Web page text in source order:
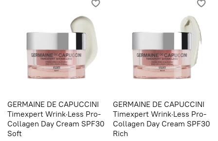
GERMAINE DE CAPUCCINI
Timexpert Wrink·Less Pro-
Collagen Day Cream SPF30
Soft
GERMAINE DE CAPUCCINI
Timexpert Wrink·Less Pro-
Collagen Day Cream SPF30
Rich